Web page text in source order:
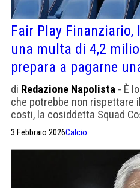
Fair Play Finanziario,
una multa di 4,2
prepara a pagarne
di Redazione Napolista - È
che potrebbe non rispettare
costi, la cosiddetta Squad
3 Febbraio 2026Calcio